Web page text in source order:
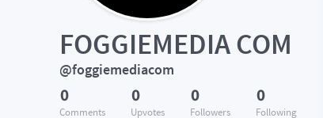
FOGGIEMEDIA COM
@foggiemediacom
0
Comments
0
Upvotes
0
Followers
0
Following